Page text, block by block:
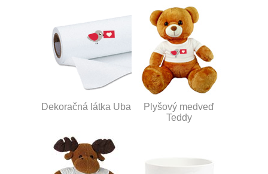
Dekoračná látka Uba
Plyšový medveď
Teddy